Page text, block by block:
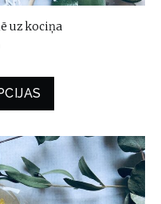
uz kociņa